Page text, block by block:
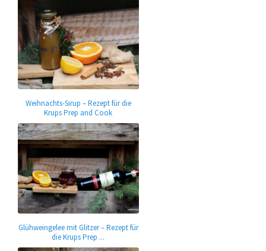
Weihnachts-Sirup – Rezept für die
Krups Prep and Cook
Glühweingelee mit Glitzer – Rezept für
die Krups Prep ...